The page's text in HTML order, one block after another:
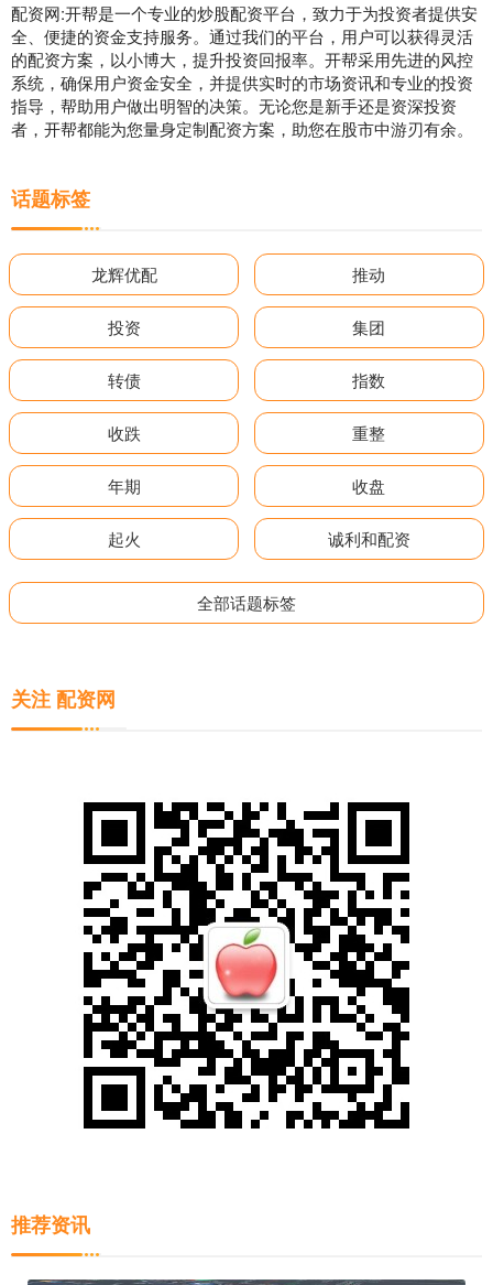
配资网:开帮是一个专业的炒股配资平台，致力于为投资者提供安
全、便捷的资金支持服务。通过我们的平台，用户可以获得灵活
的配资方案，以小博大，提升投资回报率。开帮采用先进的风控
系统，确保用户资金安全，并提供实时的市场资讯和专业的投资
指导，帮助用户做出明智的决策。无论您是新手还是资深投资
者，开帮都能为您量身定制配资方案，助您在股市中游刃有余。
话题标签
龙辉优配 推动
投资 集团
转债 指数
收跌 重整
年期 收盘
起火 诚利和配资
全部话题标签
关注 配资网
推荐资讯